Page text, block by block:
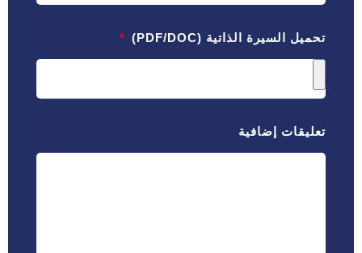
تحميل السيرة الذاتية (PDF/DOC)
تعليقات إضافية